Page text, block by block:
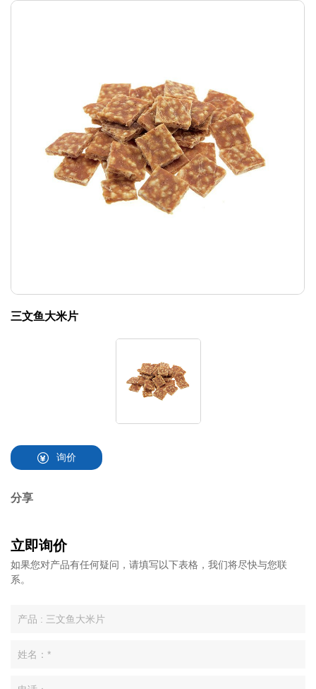
三文鱼大米片
询价
分享
立即询价
如果您对产品有任何疑问，请填写以下表格，我们将尽快与您联
系。